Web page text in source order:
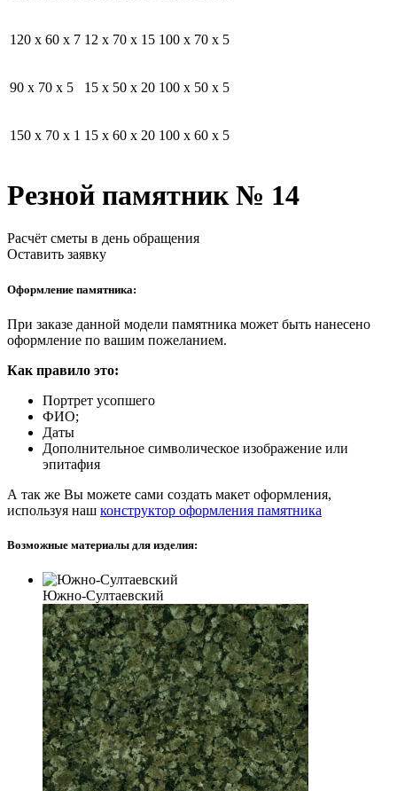
120 x 60 x 7 12 x 70 x 15 100 x 70 x 5
90 x 70 x 5 15 x 50 x 20 100 x 50 x 5
150 x 70 x 1 15 x 60 x 20 100 x 60 x 5
Резной памятник № 14
Расчёт сметы в день обращения
Оставить заявку
Оформление памятника:
При заказе данной модели памятника может быть нанесено
оформление по вашим пожеланием.
Как правило это:
Портрет усопшего
ФИО;
Даты
Дополнительное символическое изображение или
эпитафия
А так же Вы можете сами создать макет оформления,
используя наш конструктор оформления памятника
Возможные материалы для изделия:
Южно-Султаевский